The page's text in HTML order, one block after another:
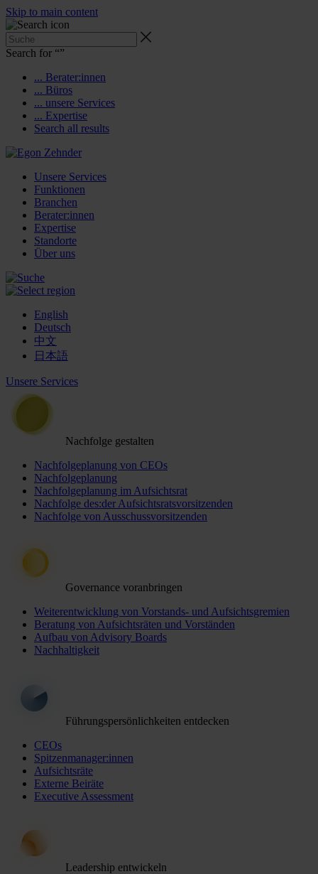
Skip to main content
Search for “”
... Berater:innen
... Büros
... unsere Services
... Expertise
Search all results
Unsere Services
Funktionen
Branchen
Berater:innen
Expertise
Standorte
Über uns
English
Deutsch
中文
日本語
Unsere Services
Nachfolge gestalten
Nachfolgeplanung von CEOs
Nachfolgeplanung
Nachfolgeplanung im Aufsichtsrat
Nachfolge des:der Aufsichtsratsvorsitzenden
Nachfolge von Ausschussvorsitzenden
Governance voranbringen
Weiterentwicklung von Vorstands- und Aufsichtsgremien
Beratung von Aufsichtsräten und Vorständen
Aufbau von Advisory Boards
Nachhaltigkeit
Führungspersönlichkeiten entdecken
CEOs
Spitzenmanager:innen
Aufsichtsräte
Externe Beiräte
Executive Assessment
Leadership entwickeln